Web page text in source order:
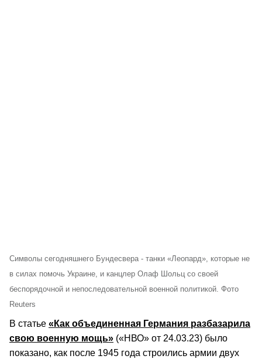
Символы сегодняшнего Бундесвера - танки «Леопард», которые не
в силах помочь Украине, и канцлер Олаф Шольц со своей
беспорядочной и непоследовательной военной политикой. Фото
Reuters
В статье «Как объединенная Германия разбазарила
свою военную мощь» («НВО» от 24.03.23) было
показано, как после 1945 года строились армии двух